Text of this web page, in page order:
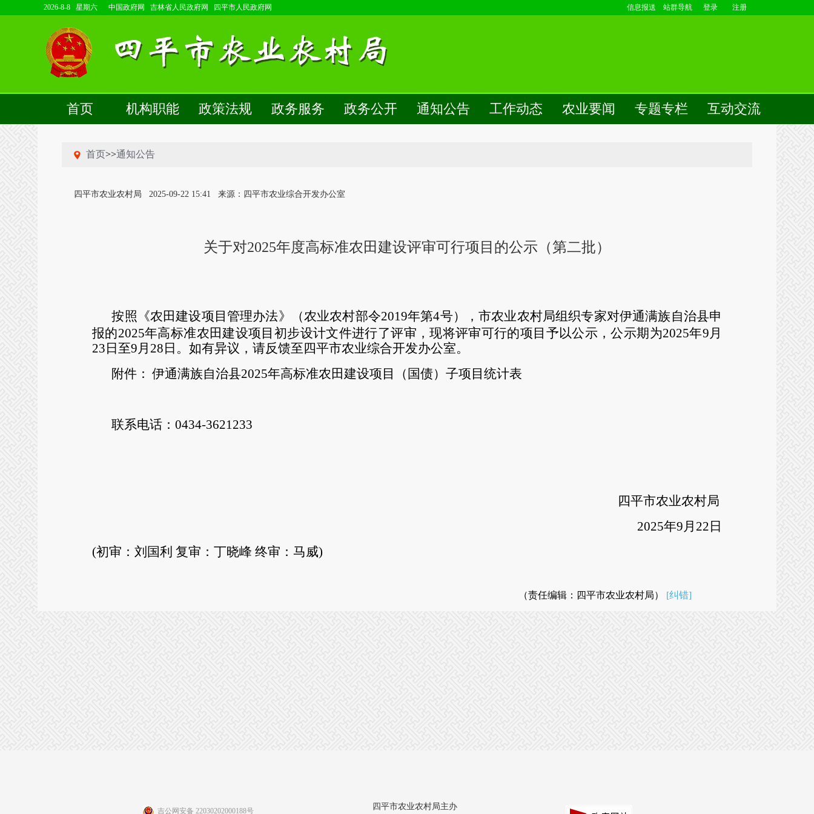
2026-8-8 星期六 中国政府网 吉林省人民政府网 四平市人民政府网 信息报送 站群导航 登录 注册
首页 机构职能 政策法规 政务服务 政务公开 通知公告 工作动态 农业要闻 专题专栏 互动交流
首页>>通知公告
四平市农业农村局 2025-09-22 15:41 来源：四平市农业综合开发办公室
关于对2025年度高标准农田建设评审可行项目的公示（第二批）
按照《农田建设项目管理办法》（农业农村部令2019年第4号），市农业农村局组织专家对伊通满族自治县申
报的2025年高标准农田建设项目初步设计文件进行了评审，现将评审可行的项目予以公示，公示期为2025年9月
23日至9月28日。如有异议，请反馈至四平市农业综合开发办公室。
附件： 伊通满族自治县2025年高标准农田建设项目（国债）子项目统计表
联系电话： 0434-3621233
四平市农业农村局
2025年9月22日
(初审：刘国利 复审：丁晓峰 终审：马威)
（责任编辑：四平市农业农村局） [纠错]
吉公网安备 22030202000188号 四平市农业农村局主办